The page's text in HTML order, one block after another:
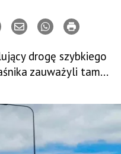
drogę szybkiego
zauważyli tam...